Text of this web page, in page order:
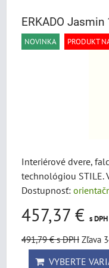
ERKADO
NOVINKA PRODUKT
Interiérové dvere,
technológiou STILE.
Dostupnosť:
457,37 € s DPH
491,79 €s DPH Zľava
VYBERTE